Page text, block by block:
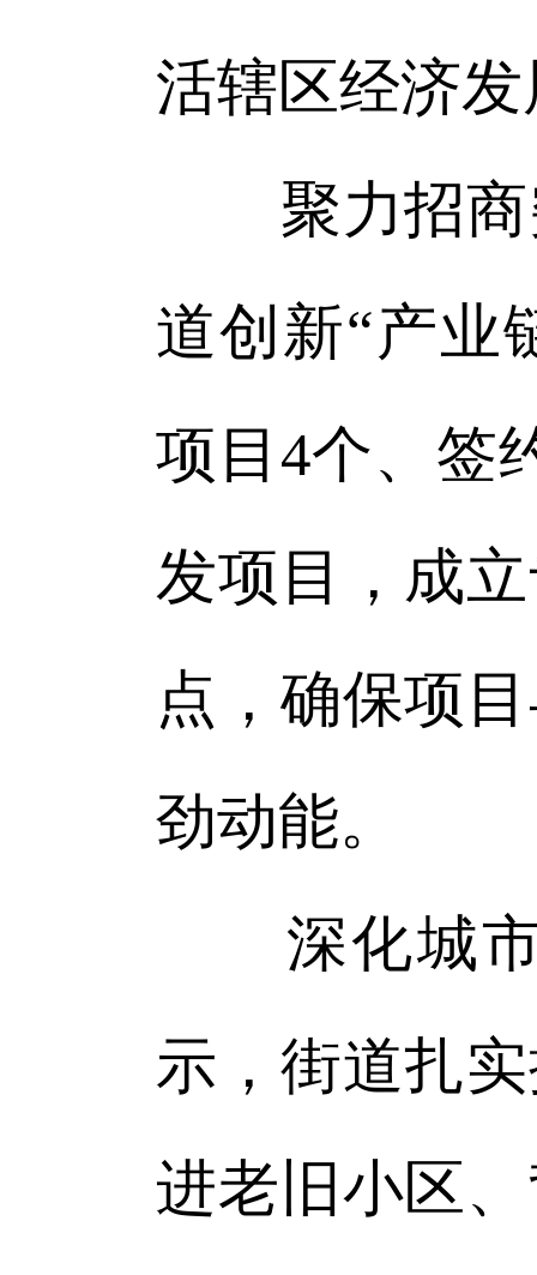
活辖区经济
聚力招商
道创新“产业
项目4个、签
发项目，成
点，确保项
劲动能。
深化城市
示，街道扎
进老旧小区